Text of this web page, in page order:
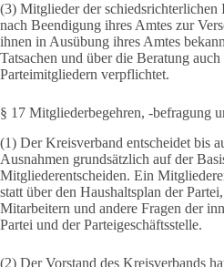
(3) Mitglieder der schiedsrichterlichen
nach Beendigung ihres Amtes zur
ihnen in Ausübung ihres Amtes
Tatsachen und über die Beratung auch
Parteimitgliedern verpflichtet.
§ 17 Mitgliederbegehren, -befragung
(1) Der Kreisverband entscheidet bis
Ausnahmen grundsätzlich auf der
Mitgliederentscheiden. Ein
statt über den Haushaltsplan der
Mitarbeitern und andere Fragen der
Partei und der Parteigeschäftsstelle.
(2) Der Vorstand des Kreisverbands